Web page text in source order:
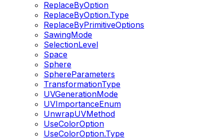
ReplaceByOption
ReplaceByOption.Type
ReplaceByPrimitiveOptions
SawingMode
SelectionLevel
Space
Sphere
SphereParameters
TransformationType
UVGenerationMode
UVImportanceEnum
UnwrapUVMethod
UseColorOption
UseColorOption.Type